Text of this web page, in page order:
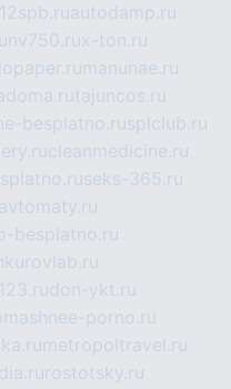
autodamp.ru
nv750.rux-ton.ru
manunae.ru
tajuncos.ru
besplatno.rusplclub.ru
cleanmedicine.ru
seks-365.ru
besplatno.ru
don-ykt.ru
porno.ru
metropoltravel.ru
rostotsky.ru